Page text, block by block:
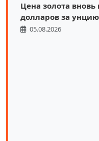
Цена золота
долларов за унцию
05.08.2026